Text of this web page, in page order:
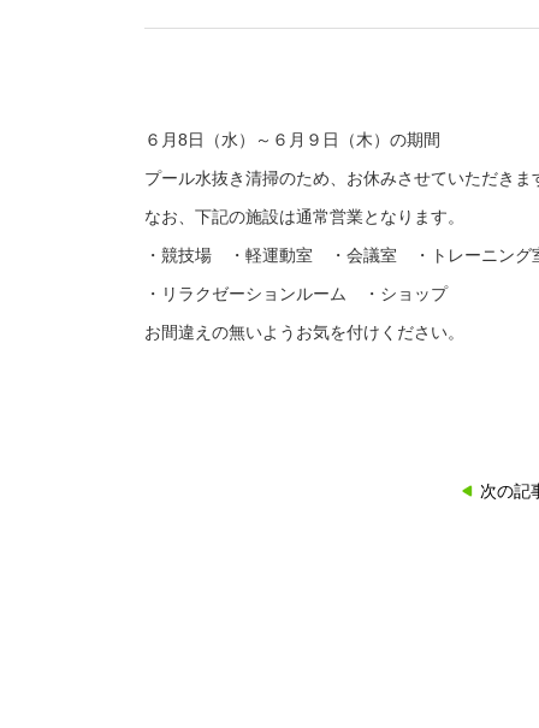
６月8日（水）～６月９日（木）の期間
プール水抜き清掃のため、お休みさせていただきま
なお、下記の施設は通常営業となります。
・競技場 ・軽運動室 ・会議室 ・トレーニング
・リラクゼーションルーム ・ショップ
お間違えの無いようお気を付けください。
次の記